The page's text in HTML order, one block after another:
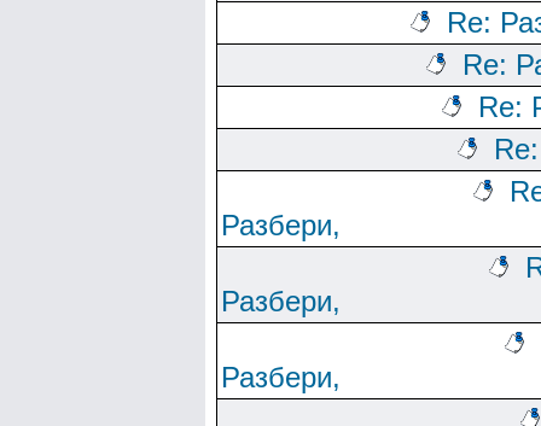
Re:
Re:
Re:
Разбери,
Разбери,
Разбери,